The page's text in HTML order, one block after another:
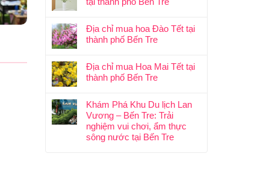
Địa chỉ mua hoa Đào Tết tại
thành phố Bến Tre
Địa chỉ mua Hoa Mai Tết tại
thành phố Bến Tre
Khám Phá Khu Du lịch Lan
Vương – Bến Tre: Trải
nghiệm vui chơi, ẩm thực
sông nước tại Bến Tre